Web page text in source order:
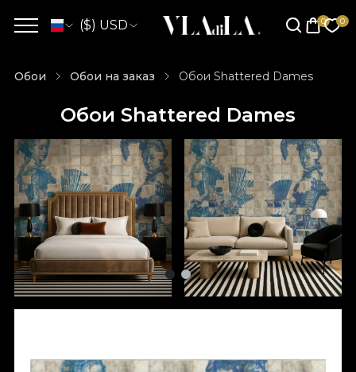
($) USD
Обои Обои на заказ Обои Shattered Dames
Обои Shattered Dames